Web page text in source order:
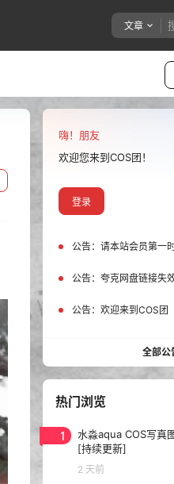
文章
嗨！朋友
欢迎您来到COS团！
登录
公告： 请本站会员第一时间 进入会员
公告： 夸克网盘链接失
公告： 欢迎来到COS团
全部公
热门浏览
1
水淼aqua COS写真
[持续更新]
2 天前